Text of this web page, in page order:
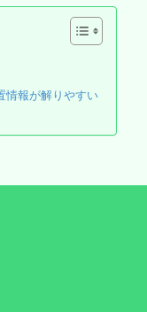
情報が解りやすい